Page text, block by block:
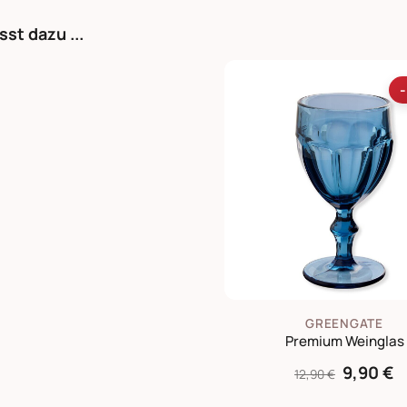
dazu ...
GREENGATE
Premium Weinglas
12,90 € 9,90 €